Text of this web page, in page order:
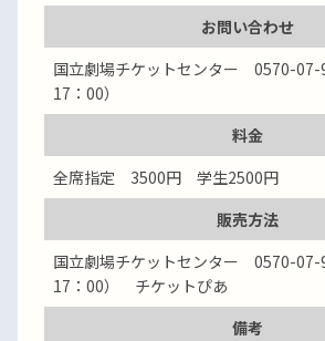
お問い合わせ
国立劇場チケットセンター 0570-07-
17：00）
料金
全席指定 3500円 学生2500円
販売方法
国立劇場チケットセンター 0570-07-
17：00） チケットぴあ
備考